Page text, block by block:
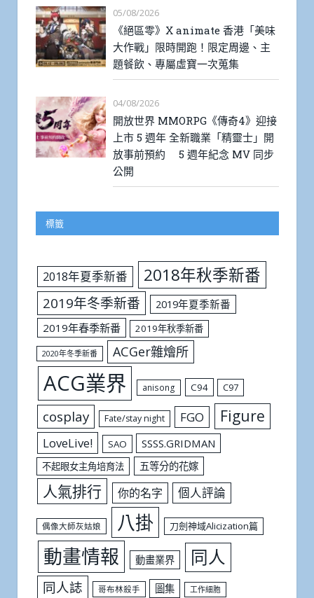
05/08/2026
《絕區零》X animate 香港「美味
大作戰」限時開跑！限定周邊、主
題餐飲、專屬虛寶一次蒐集
04/08/2026
開放世界 MMORPG《傳奇4》迎接
上市 5 週年 全新職業「精靈士」開
放事前預約 5 週年紀念 MV 同步
公開
標籤
2018年夏季新番 2018年秋季新番
2019年冬季新番
2019年夏季新番
2019年春季新番
2019年秋季新番
2020年冬季新番 ACGer雜燴所
ACG業界 anisong C94 C97
cosplay Fate/stay night FGO Figure
LoveLive! SAO SSSS.GRIDMAN
不起眼女主角培育法 五等分的花嫁
人氣排行 你的名字 個人評論
偶像大師灰姑娘 八掛 刀劍神域Alicization篇
動畫情報 動畫業界 同人
同人誌 哥布林殺手 圖集 工作細胞